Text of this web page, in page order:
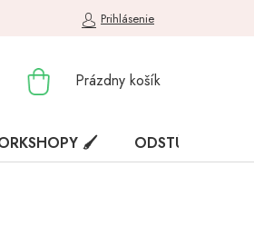
Prihlásenie
NÁKUPNÝ
Prázdny košík
🖌️ ODSTÚPENIE